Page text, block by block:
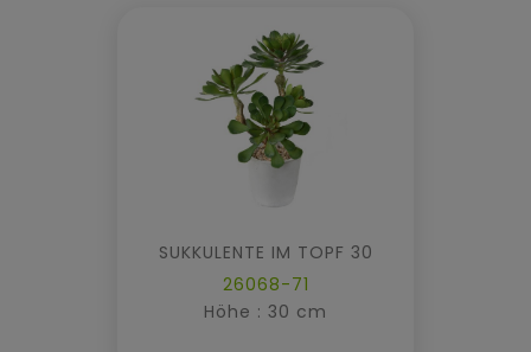
SUKKULENTE IM TOPF 30
26068-71
Höhe : 30 cm